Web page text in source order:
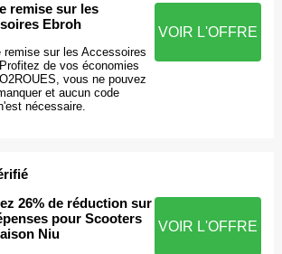
remise sur les
Ebroh
remise sur les Accessoires
de vos économies
vous ne pouvez
et aucun code
nécessaire.
VOIR L'OFFRE
26% de réduction sur
pour Scooters
Niu
VOIR L'OFFRE